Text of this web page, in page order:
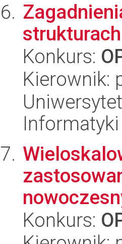
Konkurs:
Kierownik:
Konkurs: